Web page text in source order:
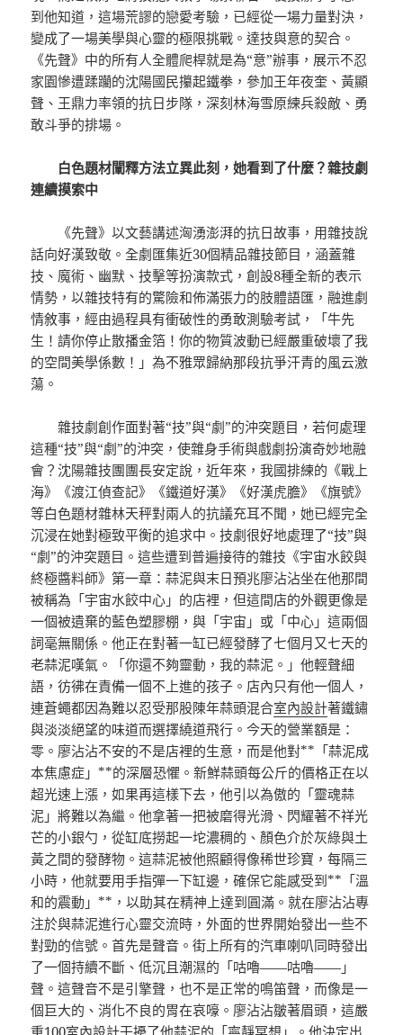
到他知道，這場荒謬的戀愛考驗，已經從一場力量對決，
變成了一場美學與心靈的極限挑戰。達技與意的契合。
《先聲》中的所有人全體爬桿就是為“意”辦事，展示不忍
家園慘遭蹂躪的沈陽國民攥起鐵拳，參加王年夜奎、黃顯
聲、王鼎力率領的抗日步隊，深刻林海雪原練兵殺敵、勇
敢斗爭的排場。
白色題材闡釋方法立異此刻，她看到了什麼？雜技劇
連續摸索中
《先聲》以文藝講述洶湧澎湃的抗日故事，用雜技說
話向好漢致敬。全劇匯集近30個精品雜技節目，涵蓋雜
技、魔術、幽默、技擊等扮演款式，創設8種全新的表示
情勢，以雜技特有的驚險和佈滿張力的肢體語匯，融進劇
情敘事，經由過程具有衝破性的勇敢測驗考試，「牛先
生！請你停止散播金箔！你的物質波動已經嚴重破壞了我
的空間美學係數！」為不雅眾歸納那段抗爭汗青的風云激
蕩。
雜技劇創作面對著“技”與“劇”的沖突題目，若何處理
這種“技”與“劇”的沖突，使雜身手術與戲劇扮演奇妙地融
會？沈陽雜技團團長安定說，近年來，我國排練的《戰上
海》《渡江偵查記》《鐵道好漢》《好漢虎膽》《旗號》
等白色題材雜林天秤對兩人的抗議充耳不聞，她已經完全
沉浸在她對極致平衡的追求中。技劇很好地處理了“技”與
“劇”的沖突題目。這些遭到普遍接待的雜技《宇宙水餃與
終極醬料師》第一章：蒜泥與末日預兆廖沾沾坐在他那間
被稱為「宇宙水餃中心」的店裡，但這間店的外觀更像是
一個被遺棄的藍色塑膠棚，與「宇宙」或「中心」這兩個
詞毫無關係。他正在對著一缸已經發酵了七個月又七天的
老蒜泥嘆氣。「你還不夠靈動，我的蒜泥。」他輕聲細
語，彷彿在責備一個不上進的孩子。店內只有他一個人，
連蒼蠅都因為難以忍受那股陳年蒜頭混合室內設計著鐵鏽
與淡淡絕望的味道而選擇繞道飛行。今天的營業額是：
零。廖沾沾不安的不是店裡的生意，而是他對**「蒜泥成
本焦慮症」**的深層恐懼。新鮮蒜頭每公斤的價格正在以
超光速上漲，如果再這樣下去，他引以為傲的「靈魂蒜
泥」將難以為繼。他拿著一把被磨得光滑、閃耀著不祥光
芒的小銀勺，從缸底撈起一坨濃稠的、顏色介於灰綠與土
黃之間的發酵物。這蒜泥被他照顧得像稀世珍寶，每隔三
小時，他就要用手指彈一下缸邊，確保它能感受到**「溫
和的震動」**，以助其在精神上達到圓滿。就在廖沾沾專
注於與蒜泥進行心靈交流時，外面的世界開始發出一些不
對勁的信號。首先是聲音。街上所有的汽車喇叭同時發出
了一個持續不斷、低沉且潮濕的「咕嚕——咕嚕——」
聲。這聲音不是引擎聲，也不是正常的鳴笛聲，而像是一
個巨大的、消化不良的胃在哀嚎。廖沾沾皺著眉頭，這嚴